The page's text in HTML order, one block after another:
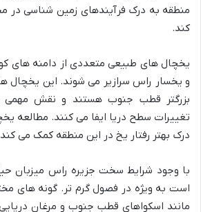
منطقه به درک فرآیندهای زمین شناسی
کند.
یخچال های طبیعی متعددی از دامنه های
و یخسار راس سرازیر می شوند. این یخچال
بزرگتر قطب جنوب هستند و نقش مهمی
تغییرات سطح دریا ایفا می کنند. مطالعه
درک بهتر رفتار یخ در این منطقه کمک می
با وجود شرایط سخت جزیره راس میزبان
است به ویژه در فصول گرم تر. گونه های
مانند اسکواهای قطب جنوب و مرغان